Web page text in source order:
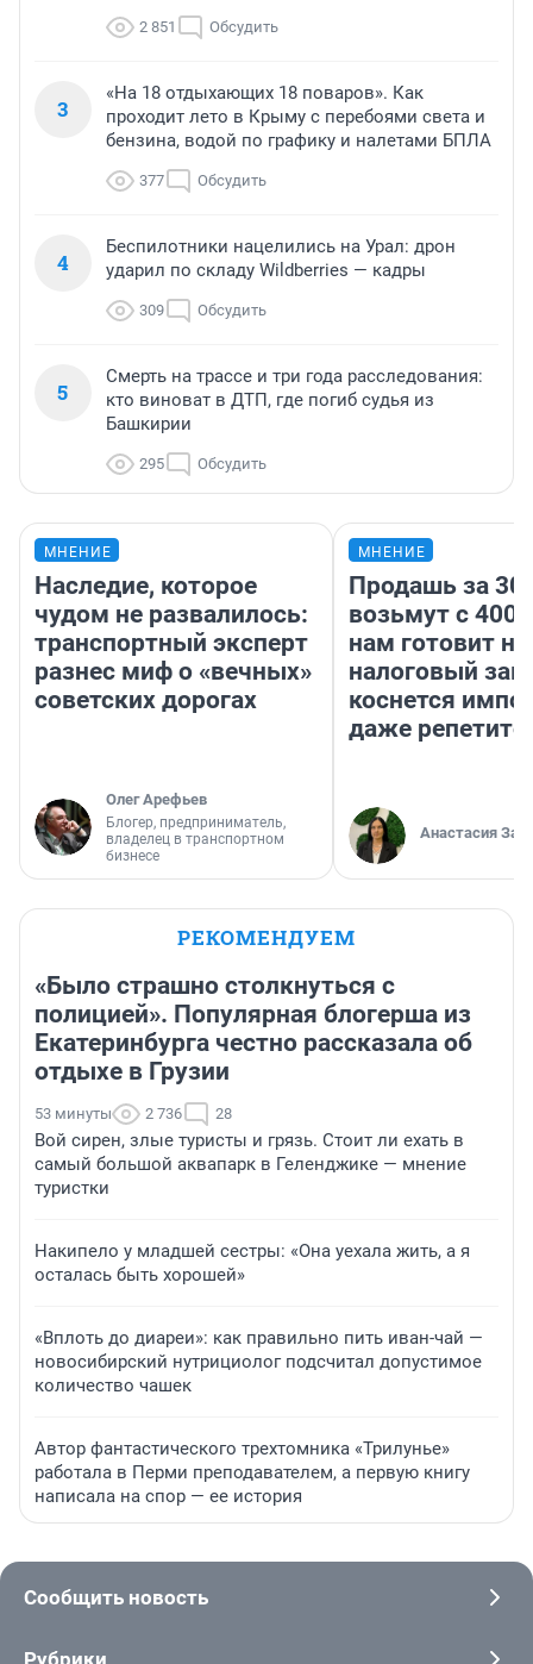
2 851 Обсудить
3
«На 18 отдыхающих 18 поваров». Как
проходит лето в Крыму с перебоями света и
бензина, водой по графику и налетами БПЛА
377 Обсудить
4
Беспилотники нацелились на Урал: дрон
ударил по складу Wildberries — кадры
309 Обсудить
5
Смерть на трассе и три года расследования:
кто виноват в ДТП, где погиб судья из
Башкирии
295 Обсудить
МНЕНИЕ
Наследие, которое
чудом не развалилось:
транспортный эксперт
разнес миф о «вечных»
советских дорогах
Олег Арефьев
Блогер, предприниматель,
владелец в транспортном
бизнесе
МНЕНИЕ
Продашь за
возьмут с
нам готовит
налоговый
коснется
даже
Анастасия
РЕКОМЕНДУЕМ
«Было страшно столкнуться с
полицией». Популярная блогерша из
Екатеринбурга честно рассказала об
отдыхе в Грузии
53 минуты 2 736 28
Вой сирен, злые туристы и грязь. Стоит ли ехать в
самый большой аквапарк в Геленджике — мнение
туристки
Накипело у младшей сестры: «Она уехала жить, а я
осталась быть хорошей»
«Вплоть до диареи»: как правильно пить иван-чай —
новосибирский нутрициолог подсчитал допустимое
количество чашек
Автор фантастического трехтомника «Трилунье»
работала в Перми преподавателем, а первую книгу
написала на спор — ее история
Сообщить новость